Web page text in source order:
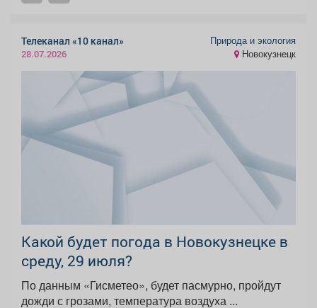
Телеканал «10 канал»
28.07.2026
Природа и экология
Новокузнецк
Какой будет погода в Новокузнецке в
среду, 29 июля?
По данным «Гисметео», будет пасмурно, пройдут
дожди с грозами, температура воздуха ...